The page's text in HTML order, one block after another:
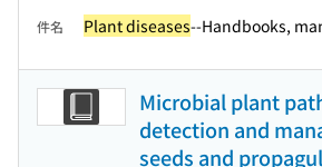
件名 Plant diseases--Handbooks,
Microbial plant
detection and
seeds and